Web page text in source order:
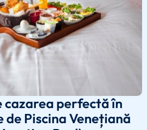
cazarea perfectă în
de Piscina Venețiană